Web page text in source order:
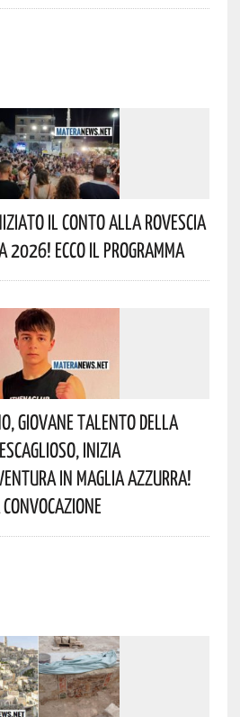
Il Conto Alla Rovescia
2026! Ecco Il Programma
Giovane Talento Della
Inizia
In Maglia Azzurra!